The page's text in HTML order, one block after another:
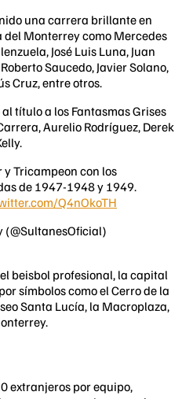
una carrera brillante en
Monterrey como Mercedes
José Luis Luna, Juan
Saucedo, Javier Solano,
Cruz, entre otros.
título a los Fantasmas Grises
Aurelio Rodríguez, Derek
Tricampeon con los
de 1947-1948 y 1949.
Q4nOkoTH
beisbol profesional, la capital
símbolos como el Cerro de la
Santa Lucía, la Macroplaza,
extranjeros por equipo,